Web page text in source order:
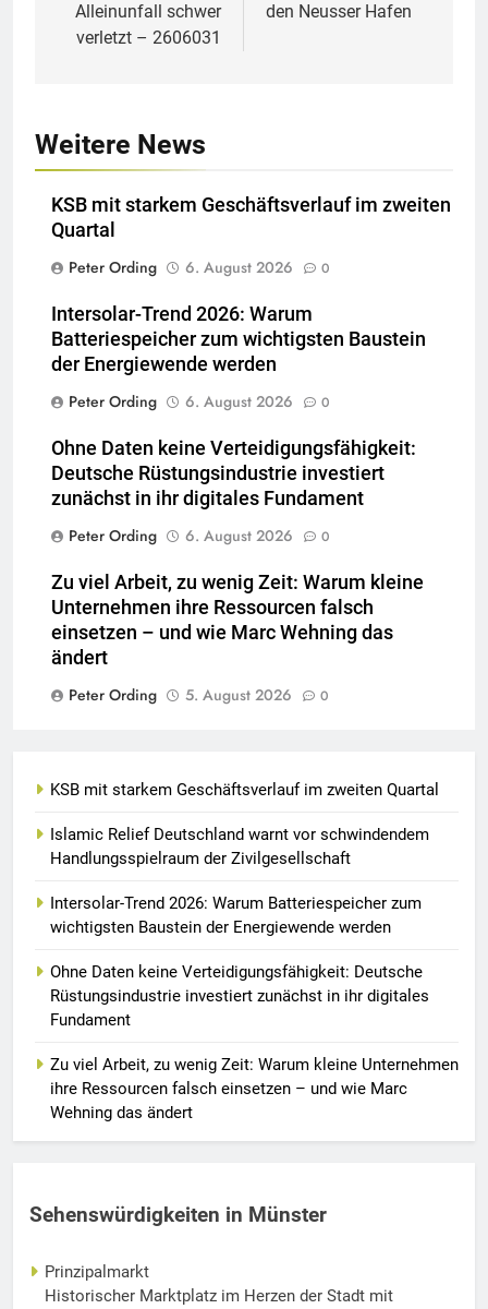
Alleinunfall schwer
verletzt – 2606031
den Neusser Hafen
Weitere News
KSB mit starkem Geschäftsverlauf im zweiten
Quartal
Peter Ording
6. August 2026 0
Intersolar-Trend 2026: Warum
Batteriespeicher zum wichtigsten Baustein
der Energiewende werden
Peter Ording
6. August 2026 0
Ohne Daten keine Verteidigungsfähigkeit:
Deutsche Rüstungsindustrie investiert
zunächst in ihr digitales Fundament
Peter Ording
6. August 2026 0
Zu viel Arbeit, zu wenig Zeit: Warum kleine
Unternehmen ihre Ressourcen falsch
einsetzen – und wie Marc Wehning das
ändert
Peter Ording
5. August 2026 0
KSB mit starkem Geschäftsverlauf im zweiten Quartal
Islamic Relief Deutschland warnt vor schwindendem
Handlungsspielraum der Zivilgesellschaft
Intersolar-Trend 2026: Warum Batteriespeicher zum
wichtigsten Baustein der Energiewende werden
Ohne Daten keine Verteidigungsfähigkeit: Deutsche
Rüstungsindustrie investiert zunächst in ihr digitales
Fundament
Zu viel Arbeit, zu wenig Zeit: Warum kleine Unternehmen
ihre Ressourcen falsch einsetzen – und wie Marc
Wehning das ändert
Sehenswürdigkeiten in Münster
Prinzipalmarkt
Historischer Marktplatz im Herzen der Stadt mit